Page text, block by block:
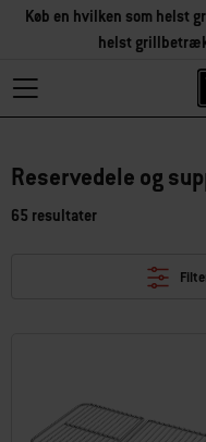
Køb en hvilken som helst
helst
Reservedele og
65 resultater